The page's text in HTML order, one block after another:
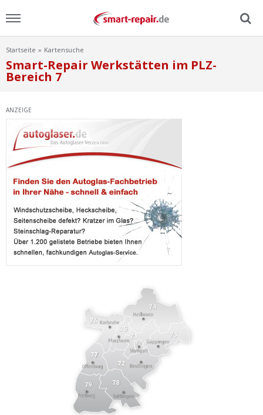
Home
News
Ratgeber
Lexikon
Video
Ist Ihre Werkstatt schon dabei?
Kostenlos eintragen
Werkstatt Login
Startseite Kartensuche
Smart-Repair Werkstätten im PLZ-
Bereich 7
ANZEIGE